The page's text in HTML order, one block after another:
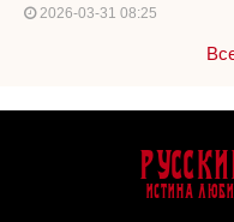
2026-03-31 08:25
Истина